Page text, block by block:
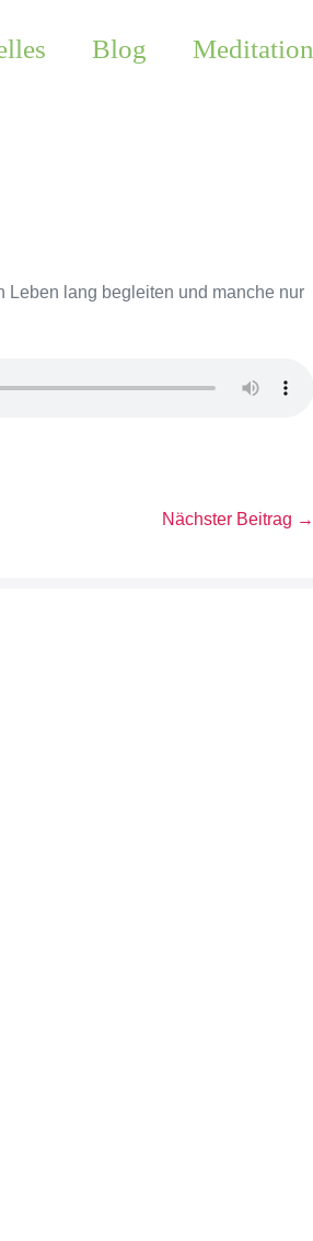
Blog Meditation
Leben lang begleiten und manche nur
Nächster Beitrag →